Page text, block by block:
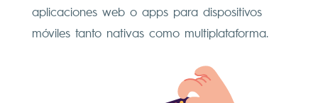
aplicaciones web o apps para dispositivos
móviles tanto nativas como multiplataforma.